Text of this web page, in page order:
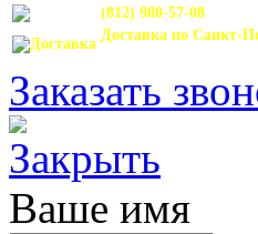
(812) 980-57-08
Доставка по Санкт-
Заказать
Ваше имя